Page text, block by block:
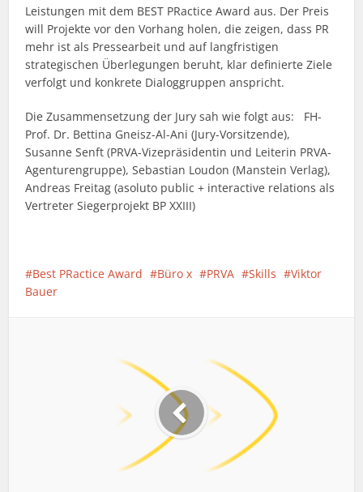
Leistungen mit dem BEST PRactice Award aus. Der Preis
will Projekte vor den Vorhang holen, die zeigen, dass PR
mehr ist als Pressearbeit und auf langfristigen
strategischen Überlegungen beruht, klar definierte Ziele
verfolgt und konkrete Dialoggruppen anspricht.
Die Zusammensetzung der Jury sah wie folgt aus: FH-
Prof. Dr. Bettina Gneisz-Al-Ani (Jury-Vorsitzende),
Susanne Senft (PRVA-Vizepräsidentin und Leiterin PRVA-
Agenturengruppe), Sebastian Loudon (Manstein Verlag),
Andreas Freitag (asoluto public + interactive relations als
Vertreter Siegerprojekt BP XXIII)
Best PRactice Award Büro x PRVA Skills
Viktor
Bauer